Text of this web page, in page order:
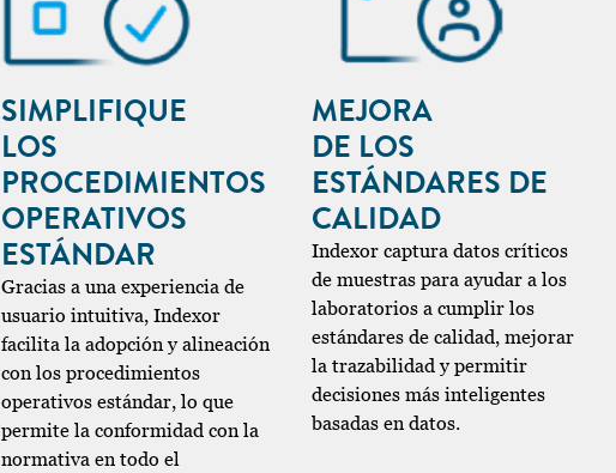
SIMPLIFIQUE
LOS
PROCEDIMIENTOS
OPERATIVOS
ESTÁNDAR
Gracias a una experiencia de
usuario intuitiva, Indexor
facilita la adopción y alineación
con los procedimientos
operativos estándar, lo que
permite la conformidad con la
normativa en todo el
MEJORA
DE LOS
ESTÁNDARES DE
CALIDAD
Indexor captura datos críticos
de muestras para ayudar a los
laboratorios a cumplir los
estándares de calidad, mejorar
la trazabilidad y permitir
decisiones más inteligentes
basadas en datos.